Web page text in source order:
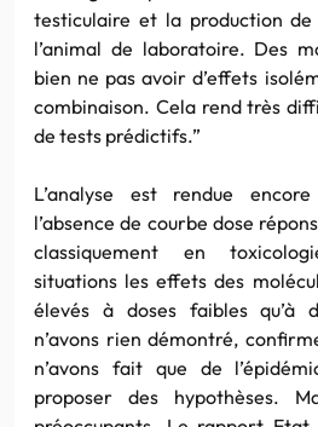
testiculaire et la production de
l’animal de laboratoire. Des
bien ne pas avoir d’effets
combinaison. Cela rend très
de tests prédictifs.”
L’analyse est rendue
l’absence de courbe dose
classiquement en
situations les effets des
élevés à doses faibles qu’à
n’avons rien démontré,
n’avons fait que de
proposer des hypothèses.